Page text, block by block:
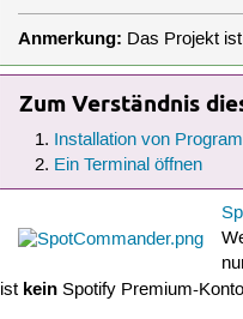
Anmerkung: Das Projekt
Zum Verständnis
Installation von
Ein Terminal öffnen
ist kein Spotify Premium-